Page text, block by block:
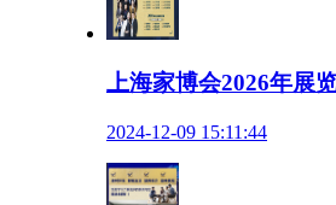
上海家博会2026年展
2024-12-09 15:11:44